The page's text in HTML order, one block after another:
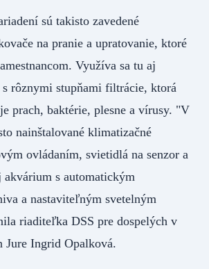
sú takisto zavedené
na pranie a upratovanie, ktoré
Využíva sa tu aj
rôznymi stupňami filtrácie, ktorá
prach, baktérie, plesne a vírusy. "V
nainštalované klimatizačné
ovládaním, svietidlá na senzor a
akvárium s automatickým
a nastaviteľným svetelným
riaditeľka DSS pre dospelých v
Jure Ingrid Opalková.